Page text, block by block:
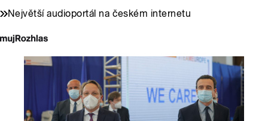
Největší audioportál na českém internetu